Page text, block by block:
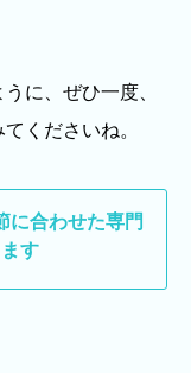
に、ぜひ一度、
くださいね。
に合わせた専門
す